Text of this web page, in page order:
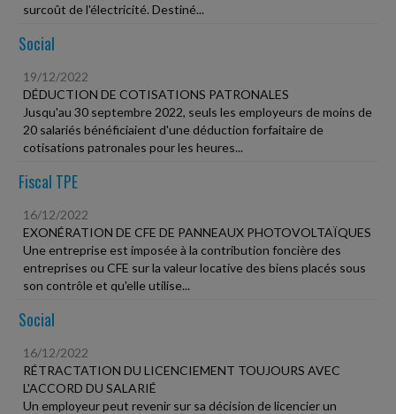
surcoût de l'électricité. Destiné...
Social
19/12/2022
DÉDUCTION DE COTISATIONS PATRONALES
Jusqu'au 30 septembre 2022, seuls les employeurs de moins de
20 salariés bénéficiaient d'une déduction forfaitaire de
cotisations patronales pour les heures...
Fiscal TPE
16/12/2022
EXONÉRATION DE CFE DE PANNEAUX PHOTOVOLTAÏQUES
Une entreprise est imposée à la contribution foncière des
entreprises ou CFE sur la valeur locative des biens placés sous
son contrôle et qu'elle utilise...
Social
16/12/2022
RÉTRACTATION DU LICENCIEMENT TOUJOURS AVEC
L'ACCORD DU SALARIÉ
Un employeur peut revenir sur sa décision de licencier un